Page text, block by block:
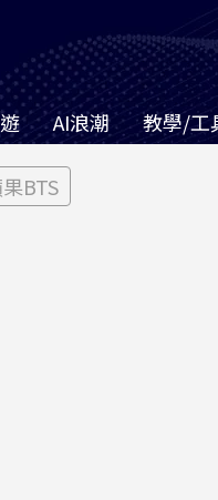
AI浪潮 教學/工
BTS